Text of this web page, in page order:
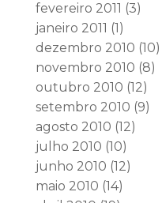
fevereiro 2011 (3)
janeiro 2011 (1)
dezembro 2010 (10)
novembro 2010 (8)
outubro 2010 (12)
setembro 2010 (9)
agosto 2010 (12)
julho 2010 (10)
junho 2010 (12)
maio 2010 (14)